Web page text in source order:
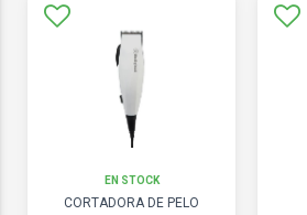
EN STOCK
CORTADORA DE PELO